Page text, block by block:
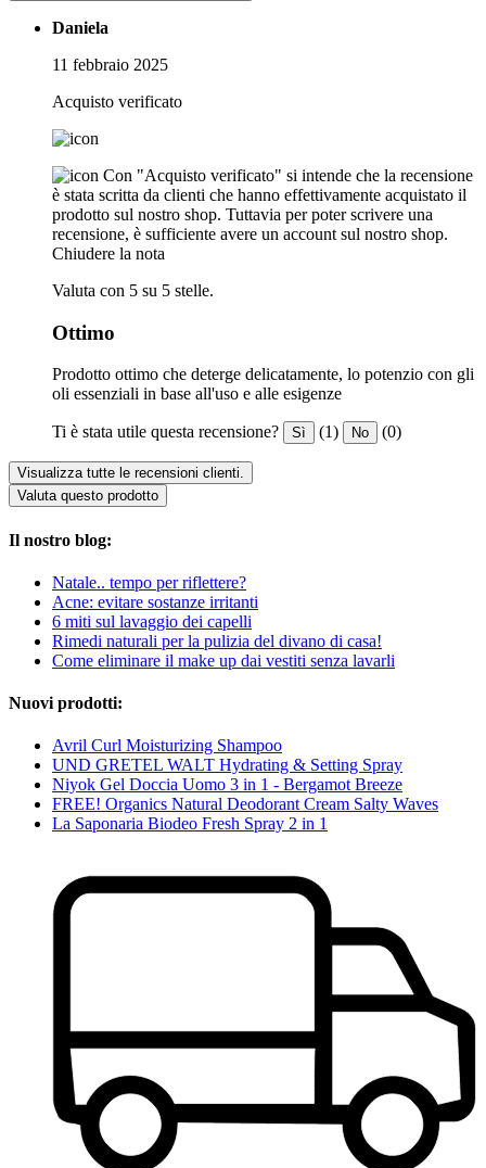
Daniela
11 febbraio 2025
Acquisto verificato
Con "Acquisto verificato" si intende che la recensione
è stata scritta da clienti che hanno effettivamente acquistato il
prodotto sul nostro shop. Tuttavia per poter scrivere una
recensione, è sufficiente avere un account sul nostro shop.
Chiudere la nota
Valuta con 5 su 5 stelle.
Ottimo
Prodotto ottimo che deterge delicatamente, lo potenzio con gli
oli essenziali in base all'uso e alle esigenze
Ti è stata utile questa recensione? Sì (1) No (0)
Visualizza tutte le recensioni clienti.
Valuta questo prodotto
Il nostro blog:
Natale.. tempo per riflettere?
Acne: evitare sostanze irritanti
6 miti sul lavaggio dei capelli
Rimedi naturali per la pulizia del divano di casa!
Come eliminare il make up dai vestiti senza lavarli
Nuovi prodotti:
Avril Curl Moisturizing Shampoo
UND GRETEL WALT Hydrating & Setting Spray
Niyok Gel Doccia Uomo 3 in 1 - Bergamot Breeze
FREE! Organics Natural Deodorant Cream Salty Waves
La Saponaria Biodeo Fresh Spray 2 in 1